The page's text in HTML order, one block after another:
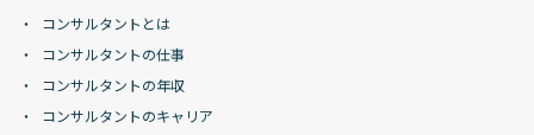
コンサルタントとは
コンサルタントの仕事
コンサルタントの年収
コンサルタントのキャリア